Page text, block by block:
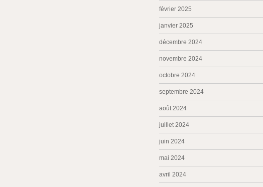
février 2025
janvier 2025
décembre 2024
novembre 2024
octobre 2024
septembre 2024
août 2024
juillet 2024
juin 2024
mai 2024
avril 2024